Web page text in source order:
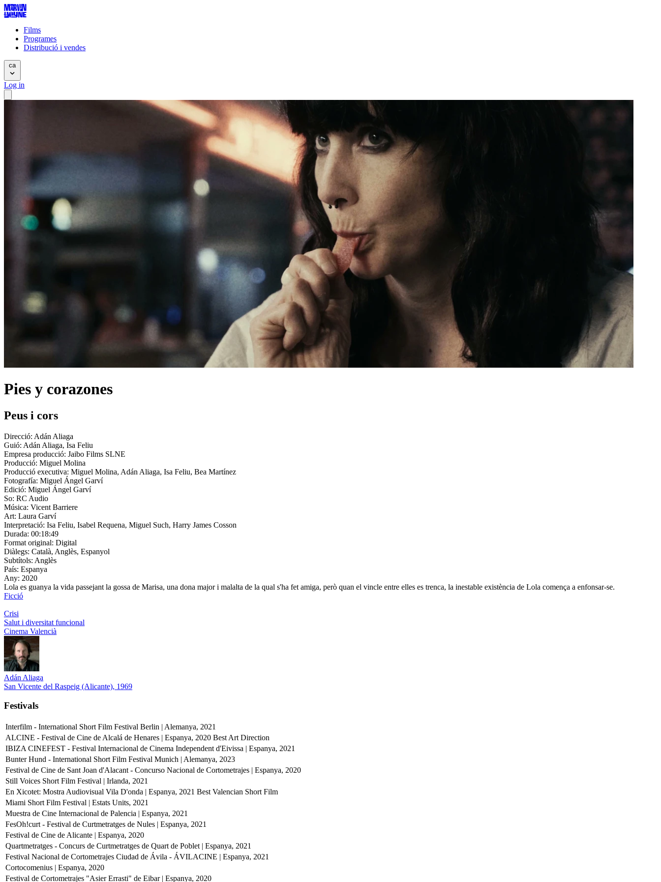
Films
Programes
Distribució i vendes
ca
Log in
Pies y corazones
Peus i cors
Direcció: Adán Aliaga
Guió: Adán Aliaga, Isa Feliu
Empresa producció: Jaibo Films SLNE
Producció: Miguel Molina
Producció executiva: Miguel Molina, Adán Aliaga, Isa Feliu, Bea Martínez
Fotografía: Miguel Ángel Garví
Edició: Miguel Ángel Garví
So: RC Audio
Música: Vicent Barriere
Art: Laura Garví
Interpretació: Isa Feliu, Isabel Requena, Miguel Such, Harry James Cosson
Durada: 00:18:49
Format original: Digital
Diàlegs: Català, Anglès, Espanyol
Subtítols: Anglès
País: Espanya
Any: 2020
Lola es guanya la vida passejant la gossa de Marisa, una dona major i malalta de la qual s'ha fet amiga, però quan el vincle entre elles es trenca, la inestable existència de Lola comença a enfonsar-se.
Ficció
Crisi
Salut i diversitat funcional
Cinema Valencià
Adán Aliaga
San Vicente del Raspeig (Alicante), 1969
Festivals
Interfilm - International Short Film Festival Berlin | Alemanya, 2021
ALCINE - Festival de Cine de Alcalá de Henares | Espanya, 2020 Best Art Direction
IBIZA CINEFEST - Festival Internacional de Cinema Independent d'Eivissa | Espanya, 2021
Bunter Hund - International Short Film Festival Munich | Alemanya, 2023
Festival de Cine de Sant Joan d'Alacant - Concurso Nacional de Cortometrajes | Espanya, 2020
Still Voices Short Film Festival | Irlanda, 2021
En Xicotet: Mostra Audiovisual Vila D'onda | Espanya, 2021 Best Valencian Short Film
Miami Short Film Festival | Estats Units, 2021
Muestra de Cine Internacional de Palencia | Espanya, 2021
FesOh!curt - Festival de Curtmetratges de Nules | Espanya, 2021
Festival de Cine de Alicante | Espanya, 2020
Quartmetratges - Concurs de Curtmetratges de Quart de Poblet | Espanya, 2021
Festival Nacional de Cortometrajes Ciudad de Ávila - ÁVILACINE | Espanya, 2021
Cortocomenius | Espanya, 2020
Festival de Cortometrajes "Asier Errasti" de Eibar | Espanya, 2020